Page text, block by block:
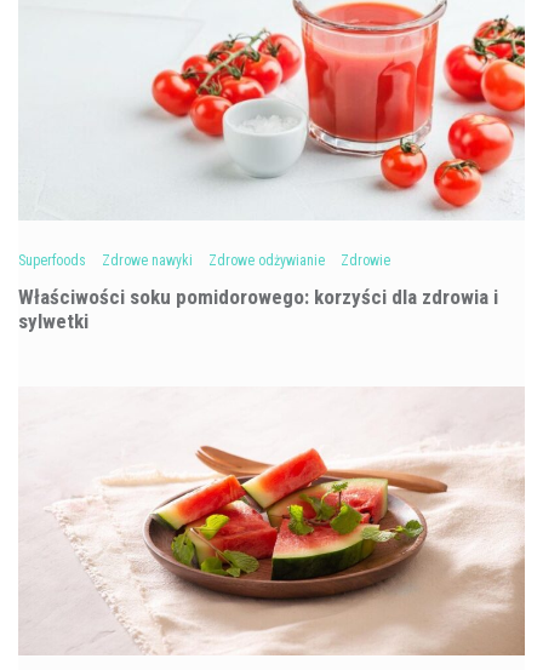
Superfoods Zdrowe nawyki Zdrowe odżywianie Zdrowie
Właściwości soku pomidorowego: korzyści dla zdrowia i
sylwetki